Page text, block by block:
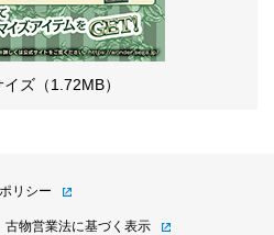
ズ（1.72MB）
リシー
古物営業法に基づく表示